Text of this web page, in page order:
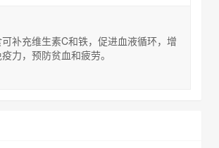
可补充维生素C和铁，促进血液循环，增
力，预防贫血和疲劳。